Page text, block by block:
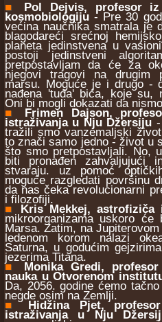
■
Pol Dejvis, profesor
kosmobiologiju - Pre 30
većina naučnika smatrala je
blagodareći srećnoj
planeta jedinstvena u
postoji jedinstveni
pretpostavljam da će za
njegovi tragovi na drugim
marsu. Moguće je i drugo -
nađena 'tuđa' bića, koje su,
Oni bi mogli dokazati da
■ Frimen Dajson,
istraživanja u Nju Džersiju
tražili smo vanzemaljski
to znači samo jedno - život u
što smo pretpostavljali. No,
biti pronađen zahvaljujući
stvaraju. uz pomoć
moguće razgledati površinu
da nas čeka revolucionarni
i filozofiji.
■ Kris Mekkej, astrofiziča
mikroorganizama uskoro
Marsa. Zatim, na
ledenom korom nalazi
Saturna, u godućim
jezerima Titana.
■ Monika Gredi,
nauka u Otvorenom
Da, 2056. godine ćemo
negde osim na Zemlji.
■ Hidžina Pjet,
istraživanja u Nju